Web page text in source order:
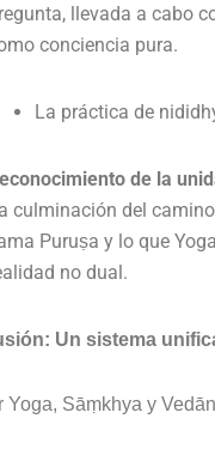
llevada a cabo
conciencia pura.
La práctica de
de la
culminación del
Puruṣa y lo que
no dual.
Un sistema
Yoga, Sāṃkhya y